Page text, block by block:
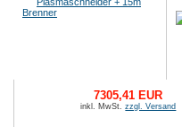
7305,41 EUR
inkl. MwSt.zzgl. Versand